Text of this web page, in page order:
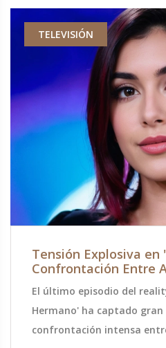
TELEVISIÓN
Tensión Explosiva en
Confrontación Entre
El último episodio del
Hermano' ha captado
confrontación intensa